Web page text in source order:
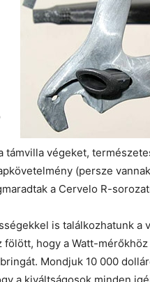
támvilla végeket,
(persze
a Cervelo R-
is találkozhatunk a
fölött, hogy a Watt-
Mondjuk 10 000